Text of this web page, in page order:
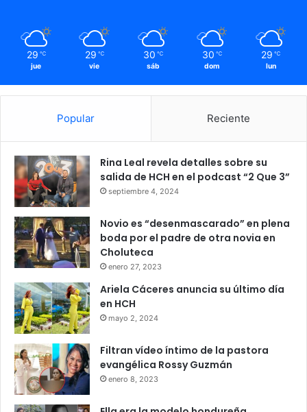
29 ℃
jue
29 ℃
vie
30 ℃
sáb
30 ℃
dom
29 ℃
lun
Popular Reciente
Rina Leal revela detalles sobre su
salida de HCH en el podcast “2 Que 3”
septiembre 4, 2024
Novio es “desenmascarado” en plena
boda por el padre de otra novia en
Choluteca
enero 27, 2023
Ariela Cáceres anuncia su último día
en HCH
mayo 2, 2024
Filtran vídeo íntimo de la pastora
evangélica Rossy Guzmán
enero 8, 2023